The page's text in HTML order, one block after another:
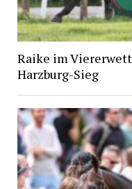
Raike im
Harzburg-Sieg